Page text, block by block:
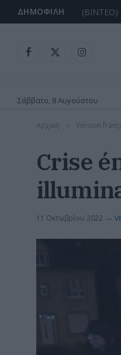
ΔΗΜΟΦΙΛΉ
Facebook
X
Instagram
Σάββατο, 8 Αυγούστου
Αρχική Version
Crise
11 Οκτωβρίου 2022